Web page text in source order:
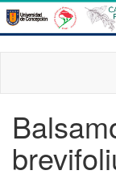
Pasar
al
contenido
principal